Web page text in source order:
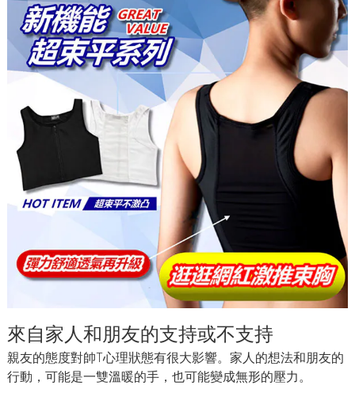
來自家人和朋友的支持或不支持
親友的態度對帥T心理狀態有很大影響。家人的想法和朋友的
行動，可能是一雙溫暖的手，也可能變成無形的壓力。